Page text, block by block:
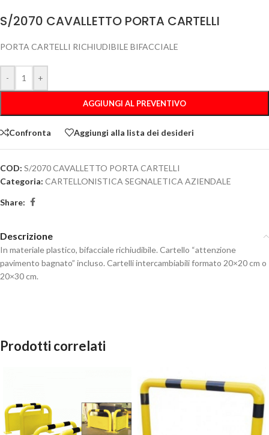
S/2070 CAVALLETTO PORTA CARTELLI
PORTA CARTELLI RICHIUDIBILE BIFACCIALE
- +
AGGIUNGI AL PREVENTIVO
Confronta Aggiungi alla lista dei desideri
COD: S/2070 CAVALLETTO PORTA CARTELLI
Categoria: CARTELLONISTICA SEGNALETICA AZIENDALE
Share:
Descrizione
In materiale plastico, bifacciale richiudibile. Cartello “attenzione
pavimento bagnato” incluso. Cartelli intercambiabili formato 20×20 cm o
20×30 cm.
Prodotti correlati